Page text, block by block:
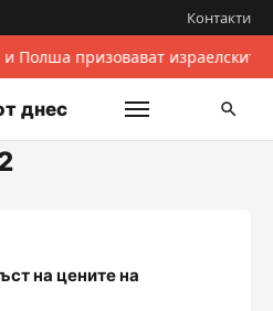
Контакти
Полша призовават
днес
на цените на